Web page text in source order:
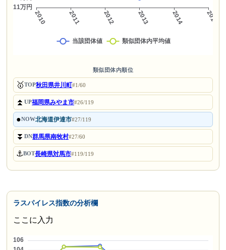
類似団体内順位
🥇TOP秋田県井川町#1/60
⏫UP福岡県みやま市#26/119
●NOW北海道伊達市#27/119
⏬DN群馬県南牧村#27/60
⚓BOT長崎県対馬市#119/119
ラスパイレス指数の分析欄
ここに入力